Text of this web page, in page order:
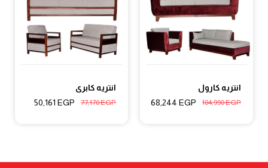
انتريه كارول
104,990EGP
68,244 EGP
انتريه كابرى
77,170EGP
50,161 EGP